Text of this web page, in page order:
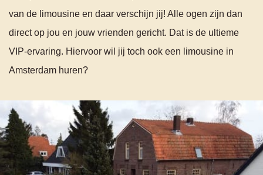
van de limousine en daar verschijn jij! Alle ogen zijn dan
direct op jou en jouw vrienden gericht. Dat is de ultieme
VIP-ervaring. Hiervoor wil jij toch ook een limousine in
Amsterdam huren?